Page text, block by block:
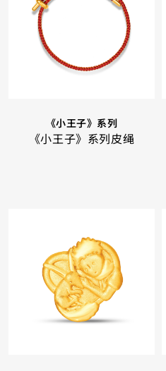
《小王子》系列
《小王子》系列皮绳